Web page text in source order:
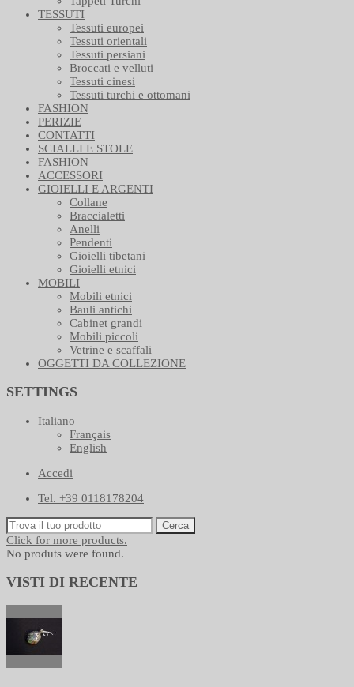
TESSUTI
Tessuti europei
Tessuti orientali
Tessuti persiani
Broccati e velluti
Tessuti cinesi
Tessuti turchi e ottomani
FASHION
PERIZIE
CONTATTI
SCIALLI E STOLE
FASHION
ACCESSORI
GIOIELLI E ARGENTI
Collane
Braccialetti
Anelli
Pendenti
Gioielli tibetani
Gioielli etnici
MOBILI
Mobili etnici
Bauli antichi
Cabinet grandi
Mobili piccoli
Vetrine e scaffali
OGGETTI DA COLLEZIONE
SETTINGS
Italiano
Français
English
Accedi
Tel. +39 0118178204
Cerca
Click for more products.
No produts were found.
VISTI DI RECENTE